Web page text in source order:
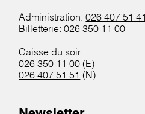
Administration:026 407 51 41
Billetterie:026 350 11 00
Caisse du soir:
026 350 11 00 (E)
026 407 51 51 (N)